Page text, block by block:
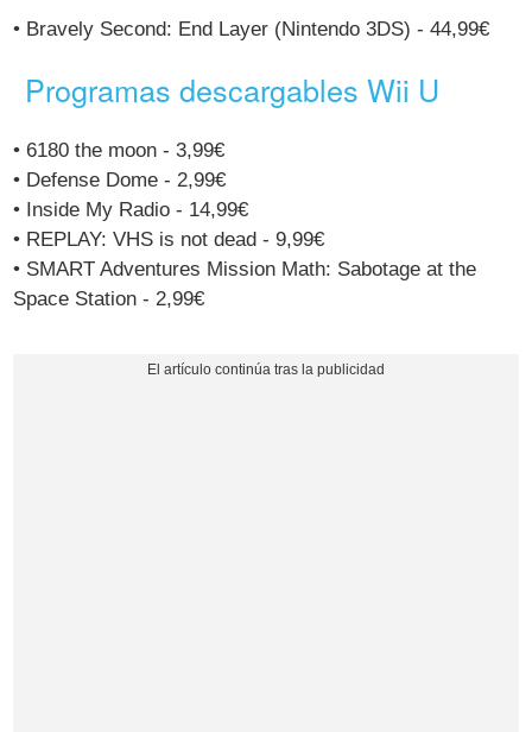
• Bravely Second: End Layer (Nintendo 3DS) - 44,99€
Programas descargables Wii U
• 6180 the moon - 3,99€
• Defense Dome - 2,99€
• Inside My Radio - 14,99€
• REPLAY: VHS is not dead - 9,99€
• SMART Adventures Mission Math: Sabotage at the
Space Station - 2,99€